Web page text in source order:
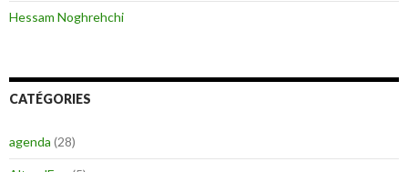
Hessam Noghrehchi
CATÉGORIES
agenda (28)